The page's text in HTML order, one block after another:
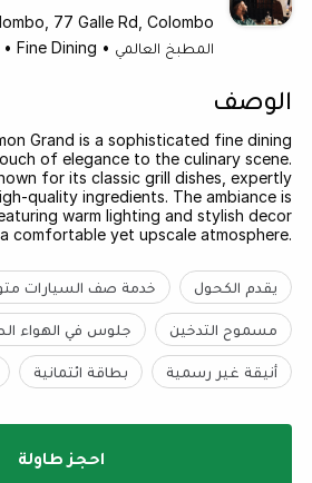
77 Galle Rd, Colombo
المطبخ العالمي •
Fine Dining
•
الوصف
Grand is a sophisticated fine dining
of elegance to the culinary scene.
for its classic grill dishes, expertly
quality ingredients. The ambiance is
warm lighting and stylish decor
comfortable yet upscale atmosphere.
يقدم الكحول خدمة صف السيارات
مسموح التدخين جلوس في الهواء
أنيقة غير رسمية بطاقة ائتمانية
احجز طاولة